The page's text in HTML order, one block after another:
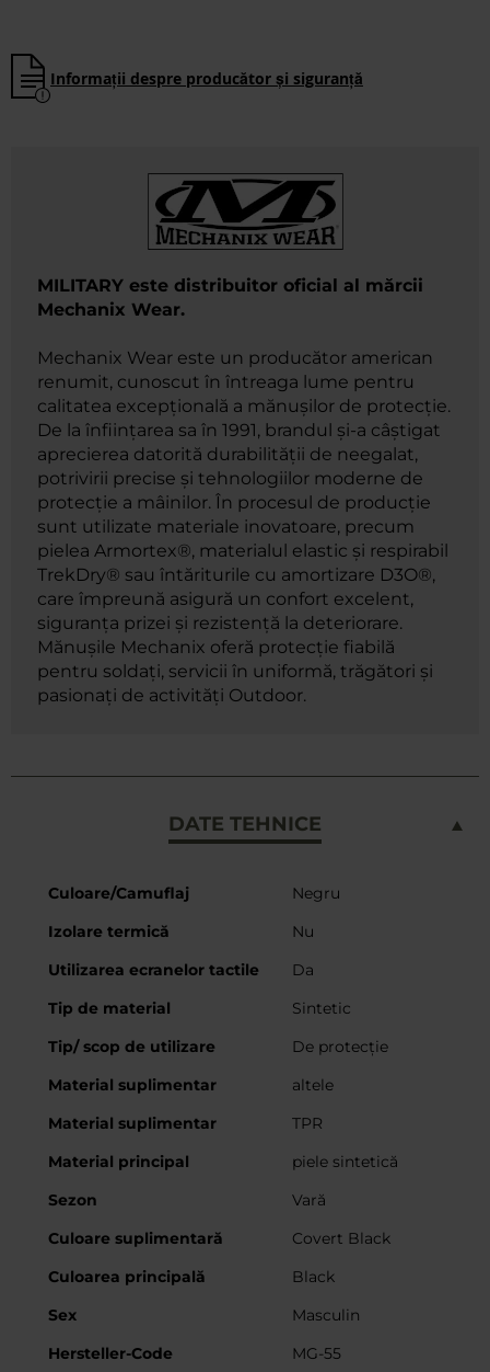
Informații despre producător și siguranță
MILITARY este distribuitor oficial al mărcii
Mechanix Wear.
Mechanix Wear este un producător american
renumit, cunoscut în întreaga lume pentru
calitatea excepțională a mănușilor de protecție.
De la înființarea sa în 1991, brandul și-a câștigat
aprecierea datorită durabilității de neegalat,
potrivirii precise și tehnologiilor moderne de
protecție a mâinilor. În procesul de producție
sunt utilizate materiale inovatoare, precum
pielea Armortex®, materialul elastic și respirabil
TrekDry® sau întăriturile cu amortizare D3O®,
care împreună asigură un confort excelent,
siguranța prizei și rezistență la deteriorare.
Mănușile Mechanix oferă protecție fiabilă
pentru soldați, servicii în uniformă, trăgători și
pasionați de activități Outdoor.
DATE TEHNICE
Mai
informații
Culoare/Camuflaj
Negru
Izolare termică
Nu
Utilizarea ecranelor tactile
Da
Tip de material
Sintetic
Tip/ scop de utilizare
De protecție
Material suplimentar
altele
Material suplimentar
TPR
Material principal
piele sintetică
Sezon
Vară
Culoare suplimentară
Covert Black
Culoarea principală
Black
Sex
Masculin
Hersteller-Code
MG-55